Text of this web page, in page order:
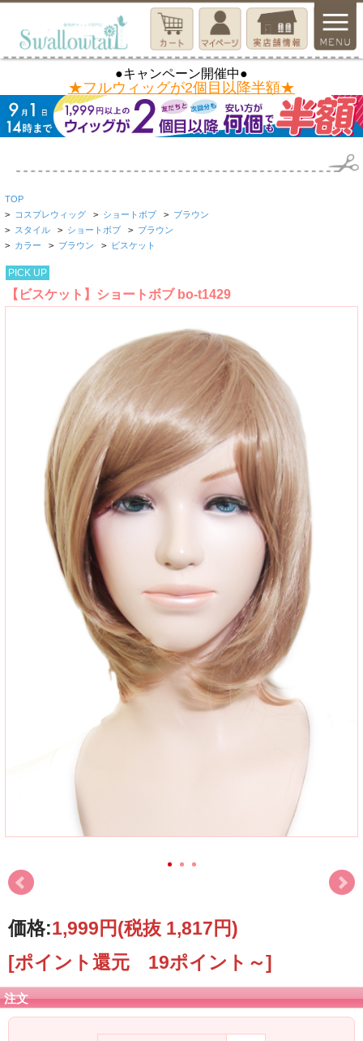
●キャンペーン開催中●
★フルウィッグが2個目以降半額★
TOP
> コスプレウィッグ > ショートボブ > ブラウン
> スタイル > ショートボブ > ブラウン
> カラー > ブラウン > ビスケット
PICK UP
【ビスケット】ショートボブ bo-t1429
価格:1,999円(税抜 1,817円)
[ポイント還元 19ポイント～]
注文